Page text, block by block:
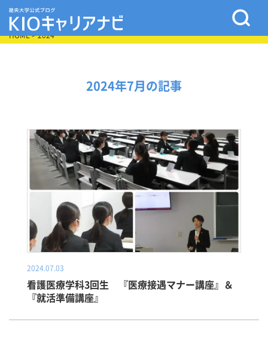
HOME> 2024
2024年7月の記事
2024.07.03
看護医療学科3回生 『医療接遇マナー講座』＆
『就活準備講座』